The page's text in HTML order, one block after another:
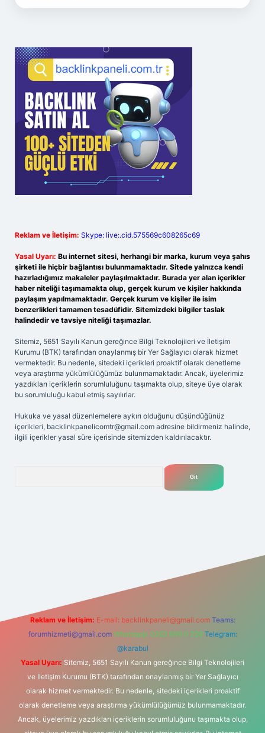
Reklam ve İletişim: Skype: live:.cid.575569c608265c69
Yasal Uyarı: Bu internet sitesi, herhangi bir marka, kurum veya şahıs
şirketi ile hiçbir bağlantısı bulunmamaktadır. Sitede yalnızca kendi
hazırladığımız makaleler paylaşılmaktadır. Burada yer alan içerikler
haber niteliği taşımamakta olup, gerçek kurum ve kişiler hakkında
paylaşım yapılmamaktadır. Gerçek kurum ve kişiler ile isim
benzerlikleri tamamen tesadüfidir. Sitemizdeki bilgiler taslak
halindedir ve tavsiye niteliği taşımazlar.
Sitemiz, 5651 Sayılı Kanun gereğince Bilgi Teknolojileri ve İletişim
Kurumu (BTK) tarafından onaylanmış bir Yer Sağlayıcı olarak hizmet
vermektedir. Bu nedenle, sitedeki içerikleri proaktif olarak denetleme
veya araştırma yükümlülüğümüz bulunmamaktadır. Ancak, üyelerimiz
yazdıkları içeriklerin sorumluluğunu taşımakta olup, siteye üye olarak
bu sorumluluğu kabul etmiş sayılırlar.
Hukuka ve yasal düzenlemelere aykırı olduğunu düşündüğünüz
içerikleri, backlinkpanelicomtr@gmail.com adresine bildirmeniz halinde,
ilgili içerikler yasal süre içerisinde sitemizden kaldırılacaktır.
Reklam ve İletişim: E-mail: backlinkpaneli@gmail.com Teams:
forumhizmeti@gmail.com Whatsapp: 0262 606 0 726 Telegram:
@karabul
Yasal Uyarı: Sitemiz, 5651 Sayılı Kanun gereğince Bilgi Teknolojileri
ve İletişim Kurumu (BTK) tarafından onaylanmış bir Yer Sağlayıcı
olarak hizmet vermektedir. Bu nedenle, sitedeki içerikleri proaktif
olarak denetleme veya araştırma yükümlülüğümüz bulunmamaktadır.
Ancak, üyelerimiz yazdıkları içeriklerin sorumluluğunu taşımakta olup,